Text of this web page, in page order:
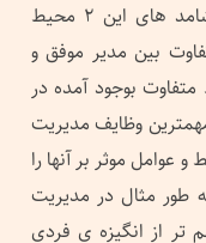
در واقع مدیران بر مبنای اتفاقات و پیشامد های این ۲ محیط
بین مدیر موفق و
بوجود آمده در
وظایف مدیریت
این است که این ۲ محیط و عوامل موثر بر آنها را
طور مثال در مدیریت
تر از انگیزه ی فردی